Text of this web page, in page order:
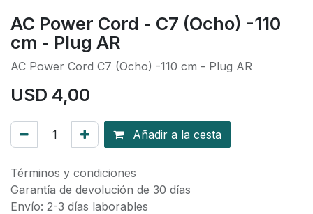
AC Power Cord - C7 (Ocho) -110
cm - Plug AR
AC Power Cord C7 (Ocho) -110 cm - Plug AR
USD 4,00
Añadir a la cesta
Términos y condiciones
Garantía de devolución de 30 días
Envío: 2-3 días laborables